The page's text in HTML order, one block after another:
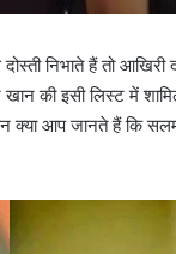
निभाते हैं तो
की इसी लिस्ट में
क्या आप जानते हैं कि